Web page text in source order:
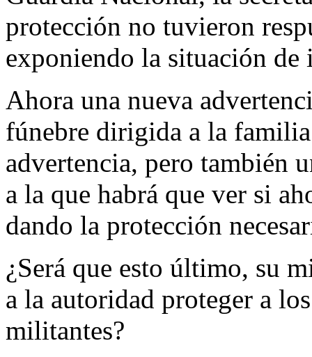
protección no tuvieron
exponiendo la situación
Ahora una nueva
fúnebre dirigida a la
advertencia, pero también
a la que habrá que ver si
dando la protección
¿Será que esto último, su
a la autoridad proteger a
militantes?